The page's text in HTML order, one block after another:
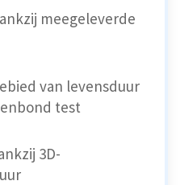
meegeleverde
van levensduur
test
3D-